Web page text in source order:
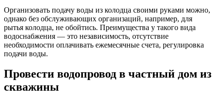
Организовать подачу воды из колодца своими руками можно,
однако без обслуживающих организаций, например, для
рытья колодца, не обойтись. Преимущества у такого вида
водоснабжения — это независимость, отсутствие
необходимости оплачивать ежемесячные счета, регулировка
подачи воды.
Провести водопровод в частный дом из
скважины